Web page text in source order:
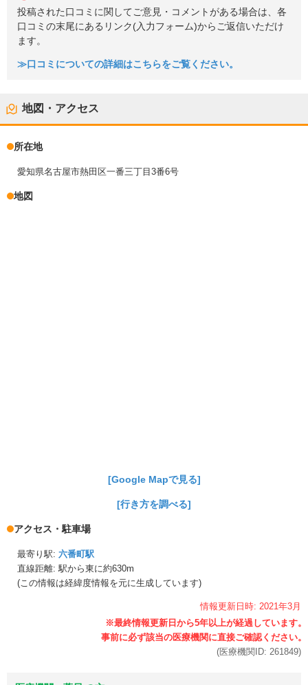
投稿された口コミに関してご意見・コメントがある場合は、各
口コミの末尾にあるリンク(入力フォーム)からご返信いただけ
ます。
≫口コミについての詳細はこちらをご覧ください。
地図・アクセス
所在地
愛知県名古屋市熱田区一番三丁目3番6号
地図
[Google Mapで見る]
[行き方を調べる]
アクセス・駐車場
最寄り駅: 六番町駅
直線距離: 駅から東に約630m
(この情報は経緯度情報を元に生成しています)
情報更新日時: 2021年3月
(医療機関ID: 261849)